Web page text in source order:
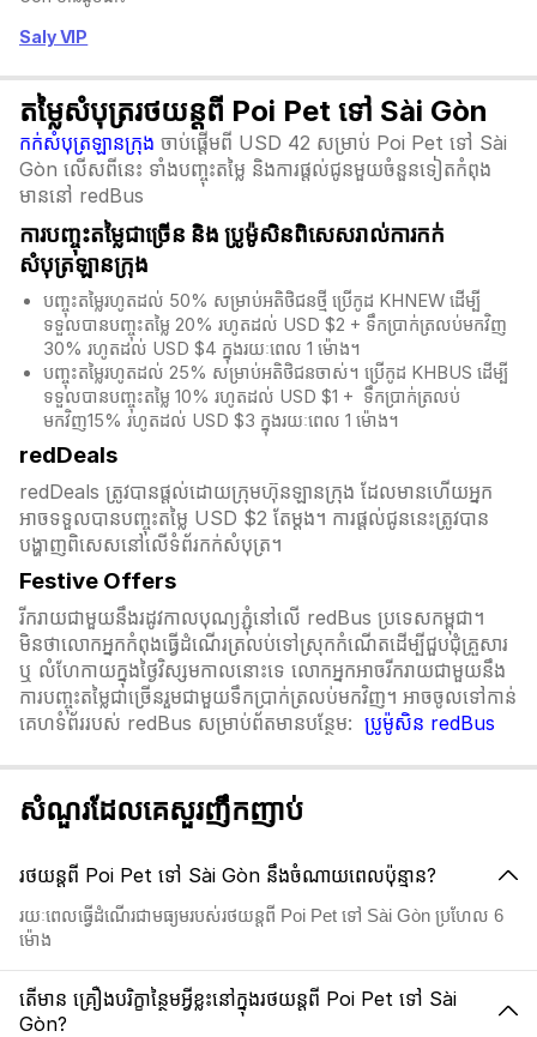
Saly VIP
តម្លៃសំបុត្ររថយន្តពី Poi Pet ទៅ Sài Gòn
កក់សំបុត្រឡានក្រុង ចាប់ផ្តើមពី USD 42 សម្រាប់ Poi Pet ទៅ Sài
Gòn លើសពីនេះ ទាំងបញ្ចុះតម្លៃ និងការផ្តល់ជូនមួយចំនួនទៀតកំពុង
មាននៅ redBus
ការបញ្ចុះតម្លៃជាច្រើន និង​ ប្រូម៉ូសិនពិសេសរាល់ការកក់
សំបុត្រឡានក្រុង
បញ្ចុះតម្លៃរហូតដល់ 50% សម្រាប់អតិថិជនថ្មី ប្រើកូដ KHNEW ដើម្បី
ទទួលបានបញ្ចុះតម្លៃ 20% រហូតដល់ USD $2 + ទឹកប្រាក់ត្រលប់មកវិញ
30% រហូតដល់ USD $4 ក្នុងរយៈពេល 1 ម៉ោង។
បញ្ចុះតម្លៃរហូតដល់ 25% សម្រាប់អតិថិជនចាស់។ ប្រើកូដ KHBUS ដើម្បី
ទទួលបានបញ្ចុះតម្លៃ 10% រហូតដល់ USD $1 + ទឹកប្រាក់ត្រលប់
មកវិញ15% រហូតដល់ USD $3 ក្នុងរយៈពេល 1 ម៉ោង។
redDeals
redDeals ត្រូវបានផ្តល់ដោយក្រុមហ៊ុនឡានក្រុង ដែលមានហើយអ្នក
អាចទទួលបានបញ្ចុះតម្លៃ USD $2 តែម្ដង។ ការផ្តល់ជូននេះត្រូវបាន
បង្ហាញពិសេសនៅលើទំព័រកក់សំបុត្រ។​​
Festive Offers
រីករាយជាមួយនឹងរដូវកាលបុណ្យភ្ជុំ​នៅលើ redBus ប្រទេសកម្ពុជា។
មិនថាលោកអ្នកកំពុងធ្វើដំណើរត្រលប់ទៅស្រុកកំណើតដើម្បីជួបជុំគ្រួសារ
ឬ លំហែកាយក្នុងថ្ងៃវិស្សមកាលនោះទេ លោកអ្នកអាចរីករាយជាមួយនឹង
ការបញ្ចុះតម្លៃជាច្រើនរួមជាមួយទឹកប្រាក់ត្រលប់មកវិញ។ អាចចូលទៅកាន់
គេហទំព័ររបស់ redBus សម្រាប់ព័តមានបន្ថែម: ប្រូម៉ូសិន redBus
សំណួរដែលគេសួរញឹកញាប់
រថយន្តពី Poi Pet ទៅ Sài Gòn នឹងចំណាយពេលប៉ុន្មាន?
រយៈពេលធ្វើដំណើរជាមធ្យមរបស់រថយន្តពី Poi Pet ទៅ Sài Gòn ប្រហែល 6
ម៉ោង
តើមាន គ្រឿងបរិក្ខាន្ថៃមអ្វីខ្លះនៅក្នុងរថយន្តពី Poi Pet ទៅ Sài
Gòn?